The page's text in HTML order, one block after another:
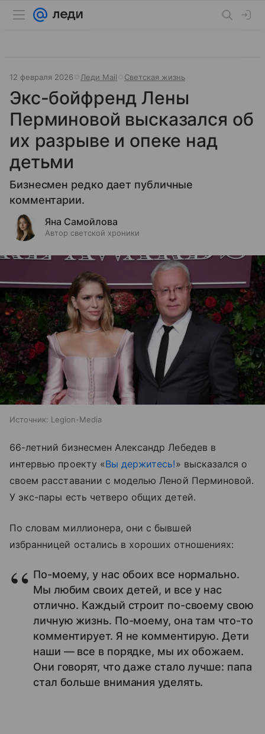
12 февраля 2026 Леди Mail Светская жизнь
Экс-бойфренд Лены
Перминовой высказался об
их разрыве и опеке над
детьми
Бизнесмен редко дает публичные
комментарии.
Яна Самойлова
Автор светской хроники
Источник: Legion-Media
66-летний бизнесмен Александр Лебедев в
интервью проекту «Вы держитесь!» высказался о
своем расставании с моделью Леной Перминовой.
У экс-пары есть четверо общих детей.
По словам миллионера, они с бывшей
избранницей остались в хороших отношениях:
По-моему, у нас обоих все нормально.
Мы любим своих детей, и все у нас
отлично. Каждый строит по-своему свою
личную жизнь. По-моему, она там что-то
комментирует. Я не комментирую. Дети
наши — все в порядке, мы их обожаем.
Они говорят, что даже стало лучше: папа
стал больше внимания уделять.